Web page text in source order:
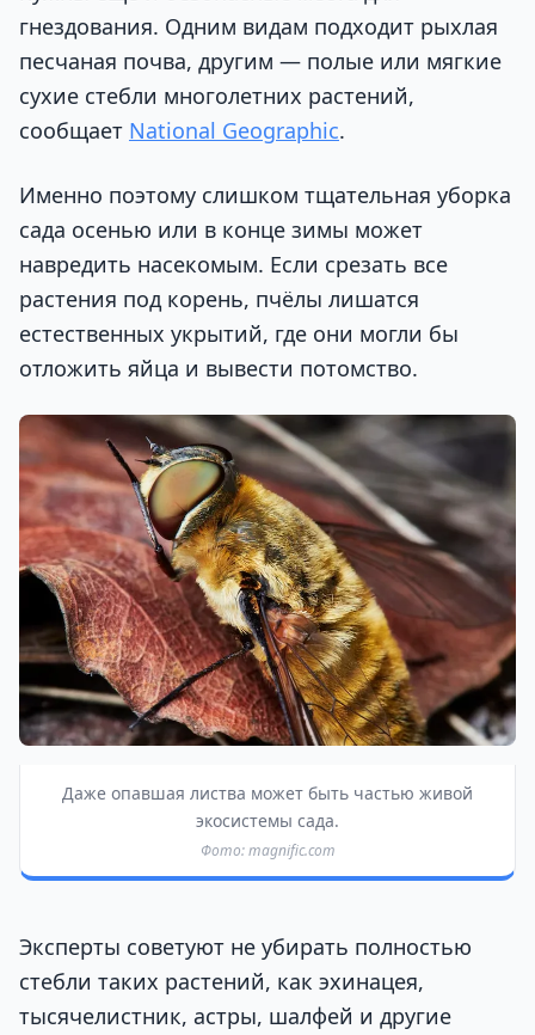
гнездования. Одним видам подходит рыхлая
песчаная почва, другим — полые или мягкие
сухие стебли многолетних растений,
сообщает National Geographic.
Именно поэтому слишком тщательная уборка
сада осенью или в конце зимы может
навредить насекомым. Если срезать все
растения под корень, пчёлы лишатся
естественных укрытий, где они могли бы
отложить яйца и вывести потомство.
Даже опавшая листва может быть частью живой
экосистемы сада.
Фото: magnific.com
Эксперты советуют не убирать полностью
стебли таких растений, как эхинацея,
тысячелистник, астры, шалфей и другие